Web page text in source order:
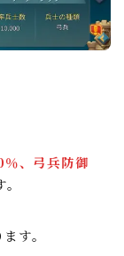
％、弓兵防御
す。